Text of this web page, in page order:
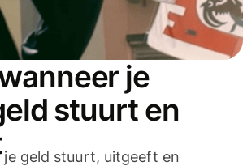
je
stuurt en
je geld stuurt, uitgeeft en